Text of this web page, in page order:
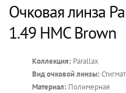
Очковая линза
1.49 HMC Brown
Коллекция: Parallax
Вид очковой линзы:
Материал: Полимерная